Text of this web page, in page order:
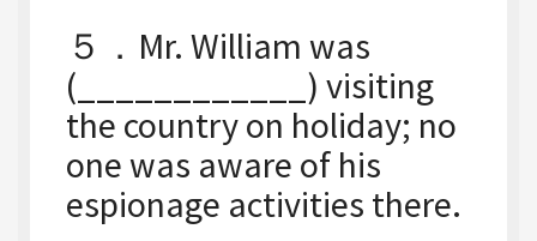
５．Mr. William was
(____________) visiting
the country on holiday; no
one was aware of his
espionage activities there.